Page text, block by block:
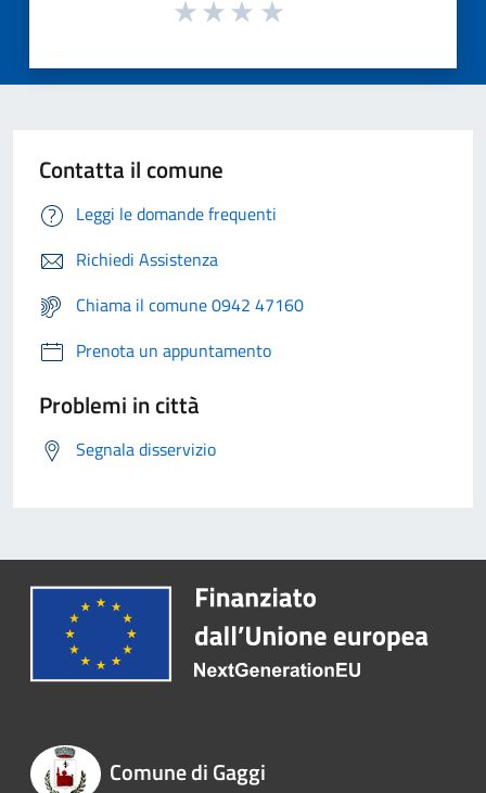
Contatta il comune
Leggi le domande frequenti
Richiedi Assistenza
Chiama il comune 0942 47160
Prenota un appuntamento
Problemi in città
Segnala disservizio
Comune di Gaggi